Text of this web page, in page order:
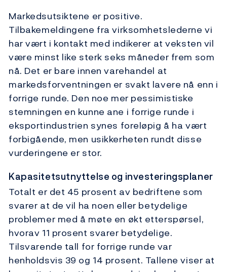
Markedsutsiktene er positive.
Tilbakemeldingene fra virksomhetslederne vi
har vært i kontakt med indikerer at veksten vil
være minst like sterk seks måneder frem som
nå. Det er bare innen varehandel at
markedsforventningen er svakt lavere nå enn i
forrige runde. Den noe mer pessimistiske
stemningen en kunne ane i forrige runde i
eksportindustrien synes foreløpig å ha vært
forbigående, men usikkerheten rundt disse
vurderingene er stor.
Kapasitetsutnyttelse og investeringsplaner
Totalt er det 45 prosent av bedriftene som
svarer at de vil ha noen eller betydelige
problemer med å møte en økt etterspørsel,
hvorav 11 prosent svarer betydelige.
Tilsvarende tall for forrige runde var
henholdsvis 39 og 14 prosent. Tallene viser at